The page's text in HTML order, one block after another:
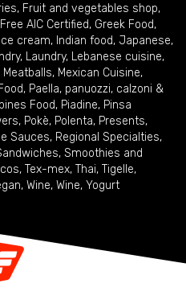
, Fruit and vegetables shop,
AIC Certified, Greek Food,
Ice cream, Indian food, Japanese,
, Laundry, Lebanese cuisine,
Meatballs, Mexican Cuisine,
, Paella, panuozzi, calzoni &
Food, Piadine, Pinsa
, Pokè, Polenta, Presents,
Sauces, Regional Specialties,
, Smoothies and
, Tex-mex, Thai, Tigelle,
, Wine, Wine, Yogurt